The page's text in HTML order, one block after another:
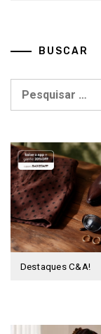
BUSCAR
Pesquisar
Destaques C&A!